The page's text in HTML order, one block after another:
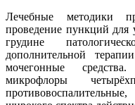
Лечебные методики
проведение пункций для
грудине
дополнительной
мочегонные
микрофлоры